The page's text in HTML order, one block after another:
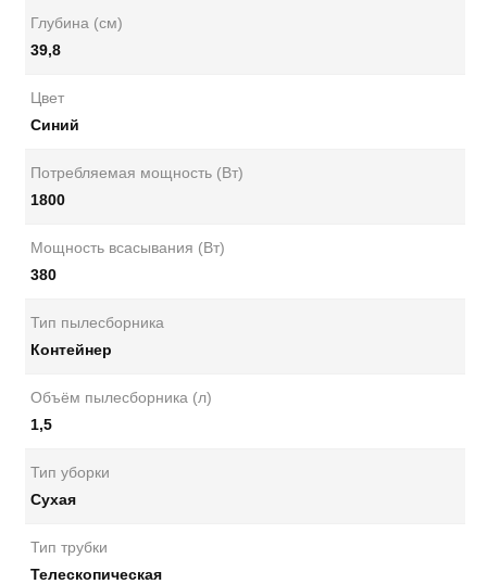
Глубина (см)
39,8
Цвет
Синий
Потребляемая мощность (Вт)
1800
Мощность всасывания (Вт)
380
Тип пылесборника
Контейнер
Объём пылесборника (л)
1,5
Тип уборки
Сухая
Тип трубки
Телескопическая